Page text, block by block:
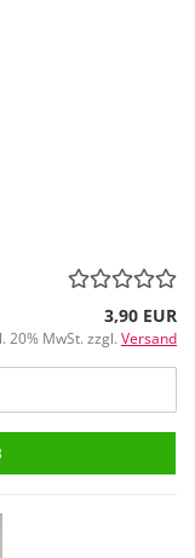
3,90 EUR
20% MwSt. zzgl. Versand